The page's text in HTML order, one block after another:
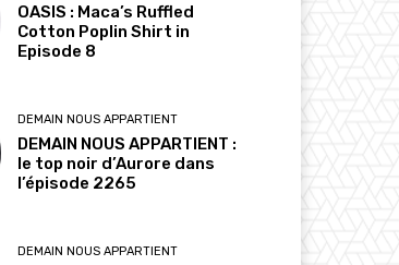
OASIS : Maca’s Ruffled
Cotton Poplin Shirt in
Episode 8
DEMAIN NOUS APPARTIENT
DEMAIN NOUS APPARTIENT :
le top noir d’Aurore dans
l’épisode 2265
DEMAIN NOUS APPARTIENT